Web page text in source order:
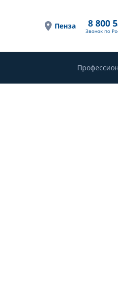
Пенза 8 800
Звонок по